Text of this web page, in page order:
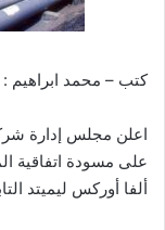
كتب – محمد ابراهيم :
اعلن مجلس إدارة
على مسودة اتفاقية
ألفا أوركس ليميتد